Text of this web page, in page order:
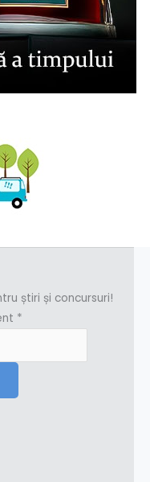
știri și concursuri!
*